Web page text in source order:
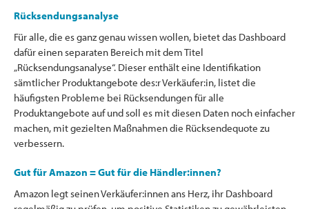
Rücksendungsanalyse
Für alle, die es ganz genau wissen wollen, bietet das Dashboard
dafür einen separaten Bereich mit dem Titel
„Rücksendungsanalyse“. Dieser enthält eine Identifikation
sämtlicher Produktangebote des:r Verkäufer:in, listet die
häufigsten Probleme bei Rücksendungen für alle
Produktangebote auf und soll es mit diesen Daten noch einfacher
machen, mit gezielten Maßnahmen die Rücksendequote zu
verbessern.
Gut für Amazon = Gut für die Händler:innen?
Amazon legt seinen Verkäufer:innen ans Herz, ihr Dashboard